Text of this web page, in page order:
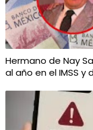
Hermano de Nay
al año en el IMSS